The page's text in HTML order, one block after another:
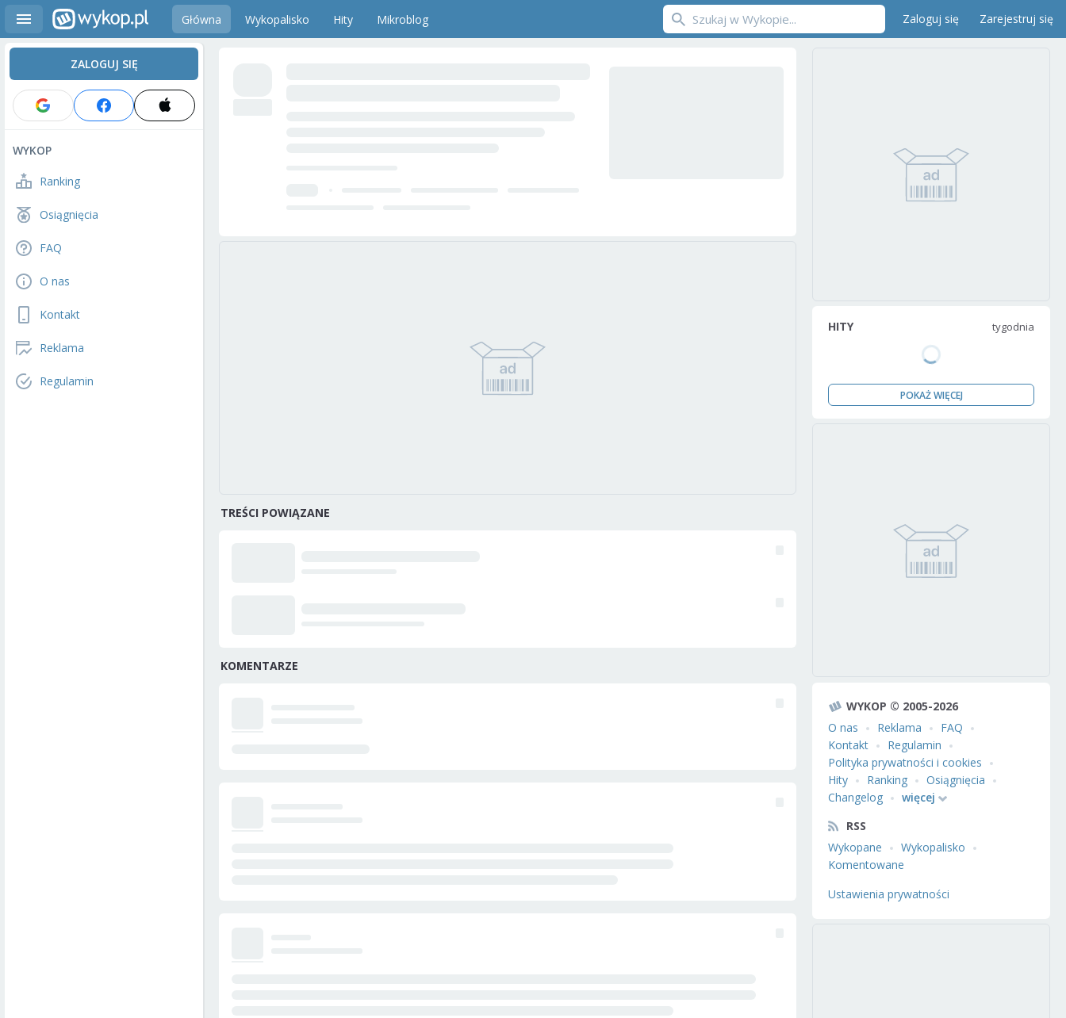
Główna Wykopalisko Hity Mikroblog Zaloguj się Zarejestruj się
ZALOGUJ SIĘ
WYKOP
Ranking
Osiągnięcia
FAQ
O nas
Kontakt
Reklama
Regulamin
TREŚCI POWIĄZANE
KOMENTARZE
HITY tygodnia
POKAŻ WIĘCEJ
WYKOP © 2005-2026
O nas
Reklama
FAQ
Kontakt
Regulamin
Polityka prywatności i cookies
Hity
Ranking
Osiągnięcia
Changelog
więcej
RSS
Wykopane
Wykopalisko
Komentowane
Ustawienia prywatności